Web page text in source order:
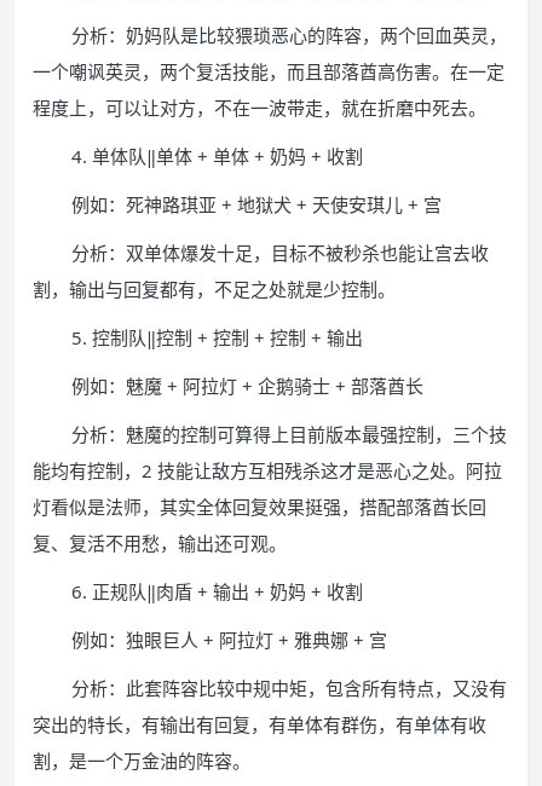
分析：奶妈队是比较猥琐恶心的阵容，两个回血英灵，
一个嘲讽英灵，两个复活技能，而且部落酋高伤害。在一定
程度上，可以让对方，不在一波带走，就在折磨中死去。
4. 单体队‖单体 + 单体 + 奶妈 + 收割
例如：死神路琪亚 + 地狱犬 + 天使安琪儿 + 宫
分析：双单体爆发十足，目标不被秒杀也能让宫去收
割，输出与回复都有，不足之处就是少控制。
5. 控制队‖控制 + 控制 + 控制 + 输出
例如：魅魔 + 阿拉灯 + 企鹅骑士 + 部落酋长
分析：魅魔的控制可算得上目前版本最强控制，三个技
能均有控制，2 技能让敌方互相残杀这才是恶心之处。阿拉
灯看似是法师，其实全体回复效果挺强，搭配部落酋长回
复、复活不用愁，输出还可观。
6. 正规队‖肉盾 + 输出 + 奶妈 + 收割
例如：独眼巨人 + 阿拉灯 + 雅典娜 + 宫
分析：此套阵容比较中规中矩，包含所有特点，又没有
突出的特长，有输出有回复，有单体有群伤，有单体有收
割，是一个万金油的阵容。